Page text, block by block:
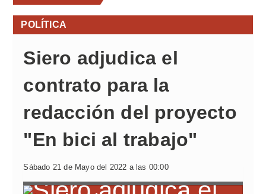
POLÍTICA
Siero adjudica el
contrato para la
redacción del proyecto
"En bici al trabajo"
Sábado 21 de Mayo del 2022 a las 00:00